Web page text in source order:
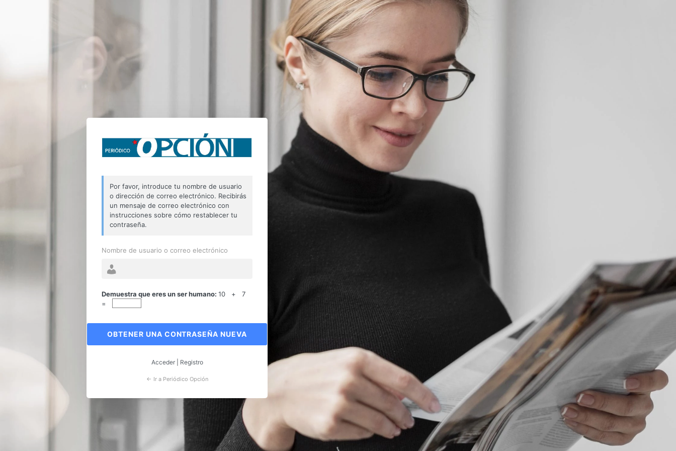
Contraseña
Por favor, introduce tu nombre de usuario
o dirección de correo electrónico. Recibirás
un mensaje de correo electrónico con
instrucciones sobre cómo restablecer tu
contraseña.
Nombre de usuario o correo electrónico
Demuestra que eres un ser humano: 10 + 7
=
Acceder| Registro
← Ir a Periódico Opción